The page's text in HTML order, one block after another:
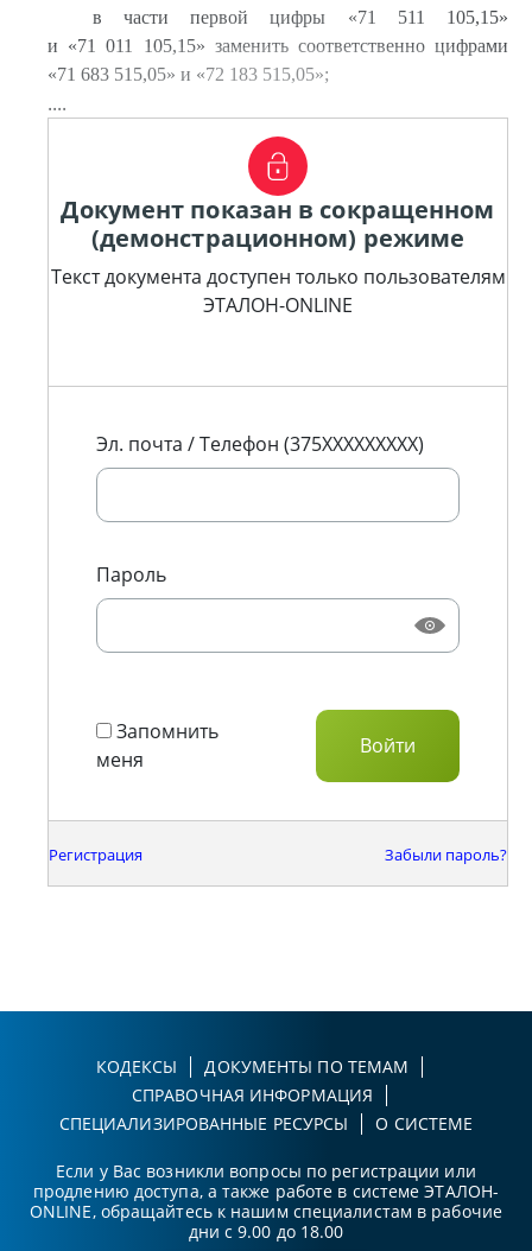
в части первой цифры «71 511 105,15»
и «71 011 105,15» заменить соответственно цифрами
«71 683 515,05» и «72 183 515,05»;
....
Документ показан в сокращенном
(демонстрационном) режиме
Текст документа доступен только пользователям
ЭТАЛОН-ONLINE
Эл. почта / Телефон (375XXXXXXXXX)
Пароль
Запомнить
меня
Регистрация Забыли пароль?
КОДЕКСЫ
ДОКУМЕНТЫ ПО ТЕМАМ
СПРАВОЧНАЯ ИНФОРМАЦИЯ
СПЕЦИАЛИЗИРОВАННЫЕ РЕСУРСЫ
О СИСТЕМЕ
Если у Вас возникли вопросы по регистрации или
продлению доступа, а также работе в системе ЭТАЛОН-
ONLINE, обращайтесь к нашим специалистам в рабочие
дни с 9.00 до 18.00